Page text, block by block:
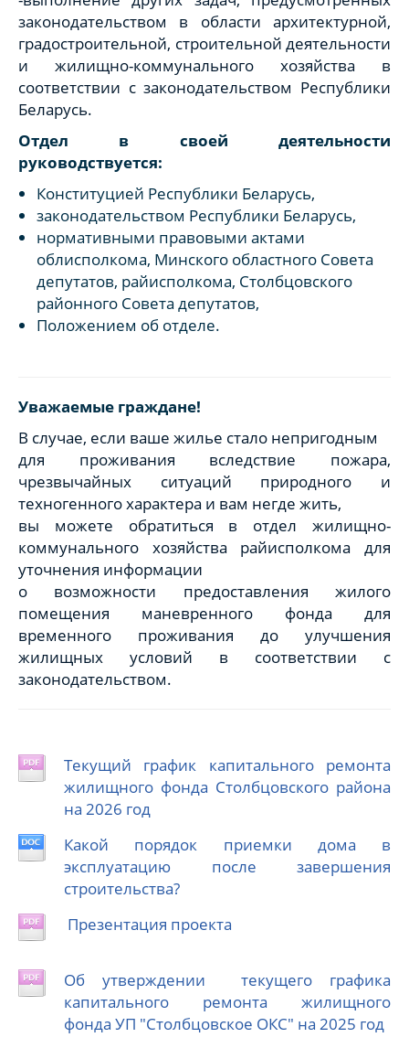
законодательством в области архитектурной,
градостроительной, строительной деятельности
и жилищно-коммунального хозяйства в
соответствии с законодательством Республики
Беларусь.
Отдел в своей деятельности
руководствуется:
Конституцией Республики Беларусь,
законодательством Республики Беларусь,
нормативными правовыми актами
облисполкома, Минского областного Совета
депутатов, райисполкома, Столбцовского
районного Совета депутатов,
Положением об отделе.
Уважаемые граждане!
В случае, если ваше жилье стало непригодным
для проживания вследствие пожара,
чрезвычайных ситуаций природного и
техногенного характера и вам негде жить,
вы можете обратиться в отдел жилищно-
коммунального хозяйства райисполкома для
уточнения информации
о возможности предоставления жилого
помещения маневренного фонда для
временного проживания до улучшения
жилищных условий в соответствии с
законодательством.
Текущий график капитального ремонта
жилищного фонда Столбцовского района
на 2026 год
Какой порядок приемки дома в
эксплуатацию после завершения
строительства?
Презентация проекта
Об утверждении текущего графика
капитального ремонта жилищного
фонда УП "Столбцовское ОКС" на 2025 год